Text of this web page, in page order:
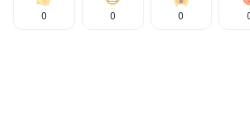
0 0 0